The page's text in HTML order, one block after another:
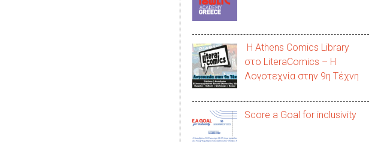
Η Athens Comics Library
στο LiteraComics – Η
Λογοτεχνία στην 9η Τέχνη
Score a Goal for inclusivity